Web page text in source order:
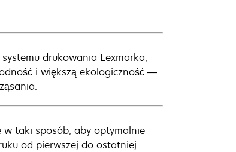
drukowania Lexmarka,
i większą ekologiczność —
w taki sposób, aby optymalnie
od pierwszej do ostatniej